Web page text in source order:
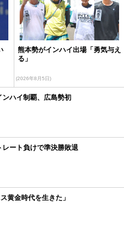
熊本勢がインハイ出場「勇気与え
る」
(2026年8月5日)
ンハイ制覇、広島勢初
ート負けで準決勝敗退
黄金時代を生きた」